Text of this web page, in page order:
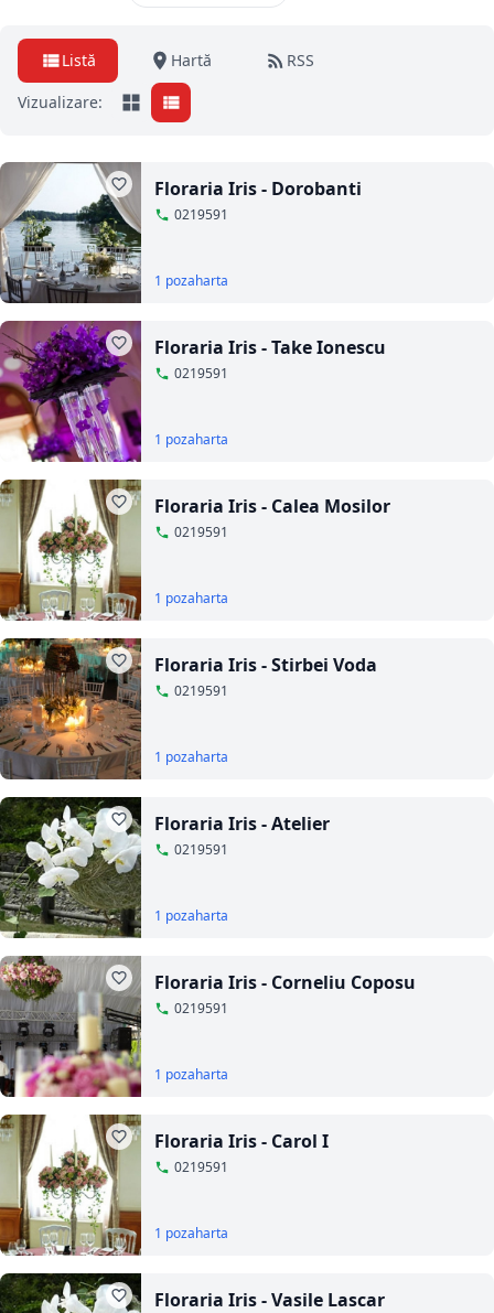
Listă Hartă
RSS
Vizualizare:
Floraria Iris - Dorobanti
0219591
1 pozaharta
Floraria Iris - Take Ionescu
0219591
1 pozaharta
Floraria Iris - Calea Mosilor
0219591
1 pozaharta
Floraria Iris - Stirbei Voda
0219591
1 pozaharta
Floraria Iris - Atelier
0219591
1 pozaharta
Floraria Iris - Corneliu Coposu
0219591
1 pozaharta
Floraria Iris - Carol I
0219591
1 pozaharta
Floraria Iris - Vasile Lascar